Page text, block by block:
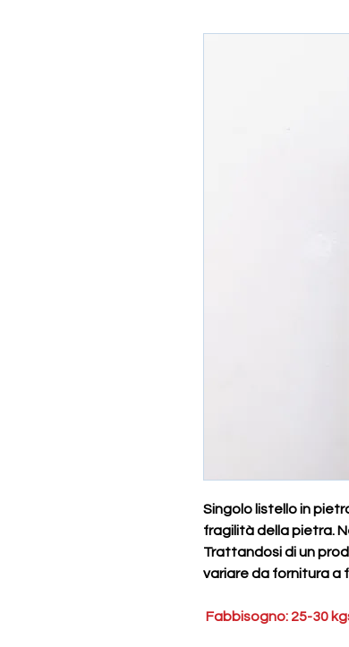
Singolo listello in
fragilità della pietra.
Trattandosi di un
variare da fornitura a
Fabbisogno: 25-30